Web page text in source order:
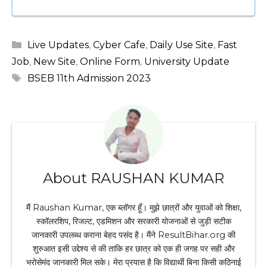
Categories
Live Updates, Cyber Cafe, Daily Use Site, Fast
Job, New Site, Online Form, University Update
Tags
BSEB 11th Admission 2023
About RAUSHAN KUMAR
मैं Raushan Kumar, एक ब्लॉगर हूँ। मुझे छात्रों और युवाओं को शिक्षा,
स्कॉलरशिप, रिजल्ट, एडमिशन और सरकारी योजनाओं से जुड़ी सटीक
जानकारी उपलब्ध कराना बेहद पसंद है। मैंने ResultBihar.org की
शुरुआत इसी उद्देश्य से की ताकि हर छात्र को एक ही जगह पर सही और
भरोसेमंद जानकारी मिल सके। मेरा प्रयास है कि विद्यार्थी बिना किसी कठिनाई